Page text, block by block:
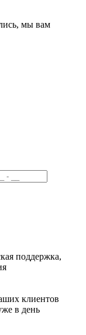
мы вам
поддержка,
клиентов
в день